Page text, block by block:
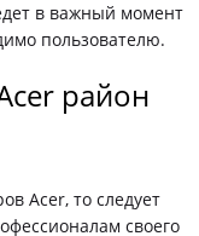
в важный момент
пользователю.
район
Acer, то следует
своего